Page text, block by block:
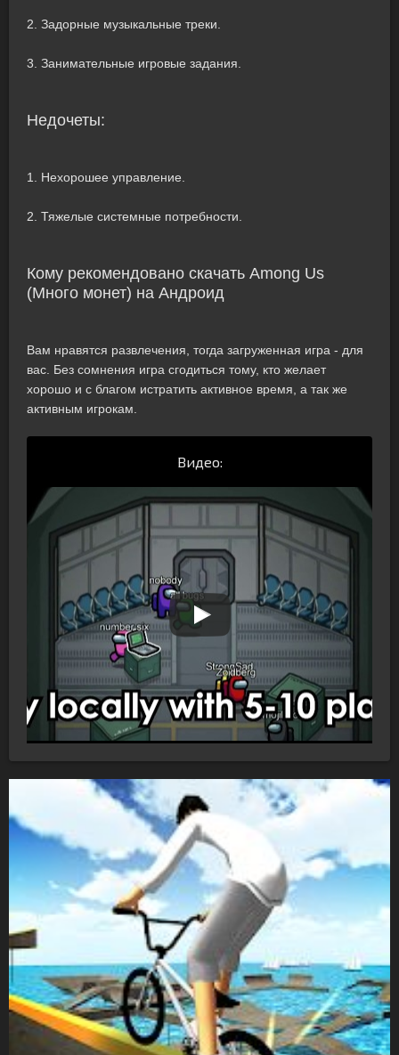
2. Задорные музыкальные треки.
3. Занимательные игровые задания.
Недочеты:
1. Нехорошее управление.
2. Тяжелые системные потребности.
Кому рекомендовано скачать Among Us
(Много монет) на Андроид
Вам нравятся развлечения, тогда загруженная игра - для
вас. Без сомнения игра сгодиться тому, кто желает
хорошо и с благом истратить активное время, а так же
активным игрокам.
Видео: